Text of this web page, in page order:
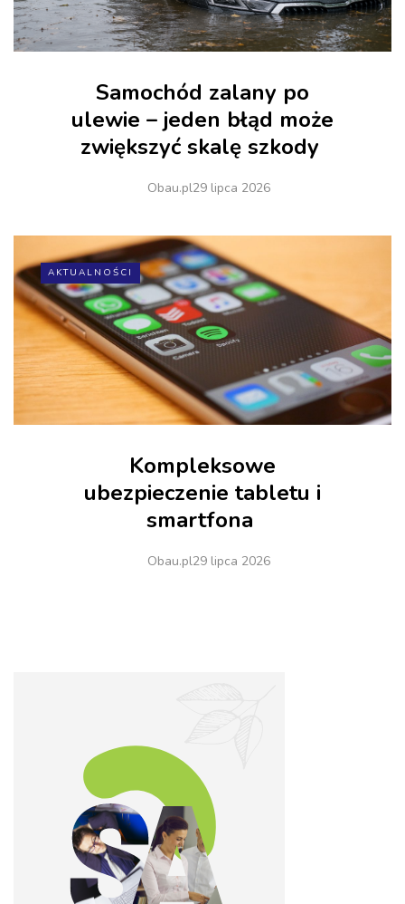
Samochód zalany po
ulewie – jeden błąd może
zwiększyć skalę szkody
Obau.pl29 lipca 2026
AKTUALNOŚCI
Kompleksowe
ubezpieczenie tabletu i
smartfona
Obau.pl29 lipca 2026